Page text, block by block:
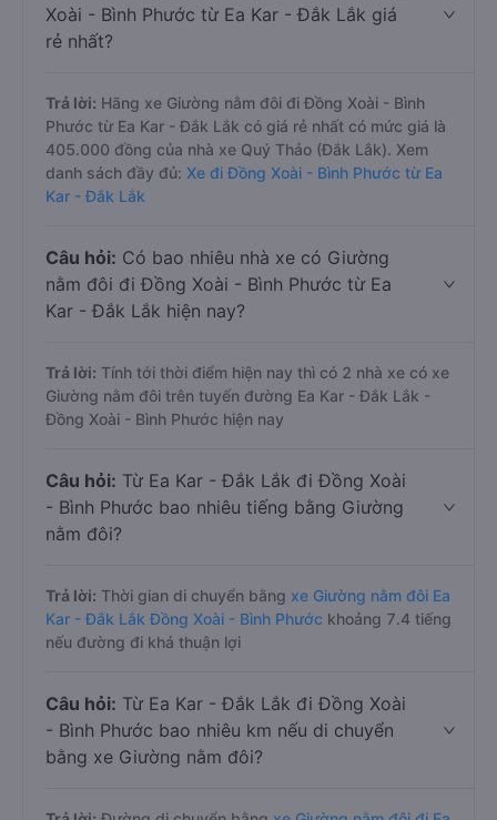
Xoài - Bình Phước từ Ea Kar - Đắk Lắk giá
rẻ nhất?
Trả lời: Hãng xe Giường nằm đôi đi Đồng Xoài - Bình
Phước từ Ea Kar - Đắk Lắk có giá rẻ nhất có mức giá là
405.000 đồng của nhà xe Quý Thảo (Đắk Lắk). Xem
danh sách đầy đủ: Xe đi Đồng Xoài - Bình Phước từ Ea
Kar - Đắk Lắk
Câu hỏi: Có bao nhiêu nhà xe có Giường
nằm đôi đi Đồng Xoài - Bình Phước từ Ea
Kar - Đắk Lắk hiện nay?
Trả lời: Tính tới thời điểm hiện nay thì có 2 nhà xe có xe
Giường nằm đôi trên tuyến đường Ea Kar - Đắk Lắk -
Đồng Xoài - Bình Phước hiện nay
Câu hỏi: Từ Ea Kar - Đắk Lắk đi Đồng Xoài
- Bình Phước bao nhiêu tiếng bằng Giường
nằm đôi?
Trả lời: Thời gian di chuyển bằng xe Giường nằm đôi Ea
Kar - Đắk Lắk Đồng Xoài - Bình Phước khoảng 7.4 tiếng
nếu đường đi khá thuận lợi
Câu hỏi: Từ Ea Kar - Đắk Lắk đi Đồng Xoài
- Bình Phước bao nhiêu km nếu di chuyển
bằng xe Giường nằm đôi?